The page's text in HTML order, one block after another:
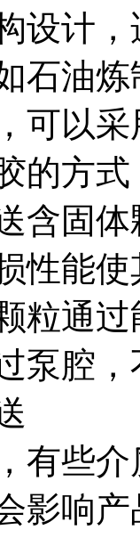
设计
石油
可以
的方
含固
性能
粒通
泵腔
有些
影响